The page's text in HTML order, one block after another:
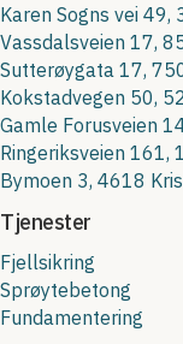
Karen Sogns vei 49,
Vassdalsveien 17,
Sutterøygata 17,
Kokstadvegen 50,
Gamle Forusveien
Ringeriksveien 161,
Bymoen 3, 4618
Tjenester
Fjellsikring
Sprøytebetong
Fundamentering